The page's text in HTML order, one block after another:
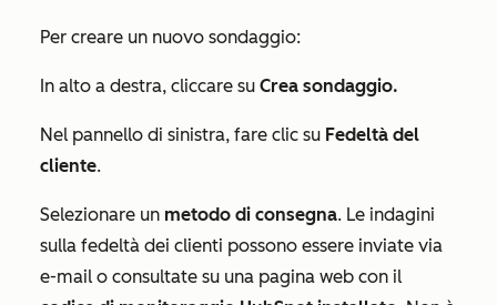
Per creare un nuovo sondaggio:
In alto a destra, cliccare su Crea sondaggio.
Nel pannello di sinistra, fare clic su Fedeltà del
cliente.
Selezionare un metodo di consegna. Le indagini
sulla fedeltà dei clienti possono essere inviate via
e-mail o consultate su una pagina web con il